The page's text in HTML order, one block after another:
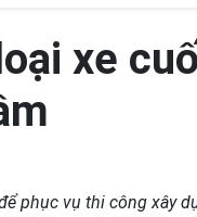
xe
phục vụ thi công xây